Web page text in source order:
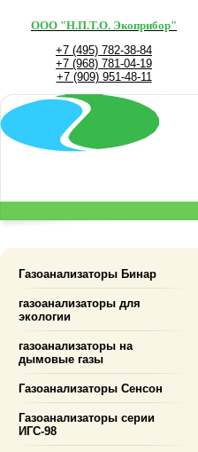
ООО "Н.П.Т.О. Экоприбор"
+7 (495) 782-38-84
+7 (968) 781-04-19
+7 (909) 951-48-11
Газоанализаторы Бинар
газоанализаторы для
экологии
газоанализаторы на
дымовые газы
Газоанализаторы Сенсон
Газоанализаторы серии
ИГС-98